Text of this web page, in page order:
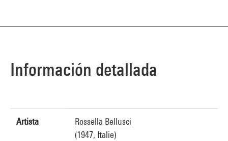
Información detallada
Artista
Rossella Bellusci
(1947, Italie)